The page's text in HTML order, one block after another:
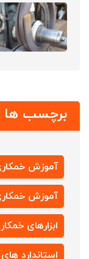
برچسب ها
آموزش
آموزش
ابزارهای
استاندارد